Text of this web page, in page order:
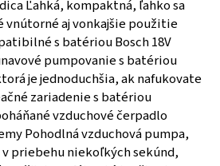
Ľahká, kompaktná, ľahko sa
vnútorné aj vonkajšie použitie
s batériou Bosch 18V
pumpovanie s batériou
je jednoduchšia, ak nafukovate
zariadenie s batériou
vzduchové čerpadlo
Pohodlná vzduchová pumpa,
priebehu niekoľkých sekúnd,